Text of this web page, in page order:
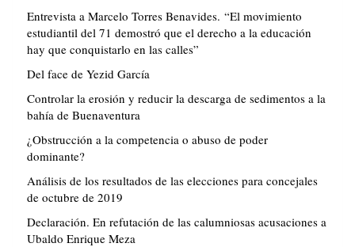
Entrevista a Marcelo Torres Benavides. “El movimiento
estudiantil del 71 demostró que el derecho a la educación
hay que conquistarlo en las calles”
Del face de Yezid García
Controlar la erosión y reducir la descarga de sedimentos a la
bahía de Buenaventura
¿Obstrucción a la competencia o abuso de poder
dominante?
Análisis de los resultados de las elecciones para concejales
de octubre de 2019
Declaración. En refutación de las calumniosas acusaciones a
Ubaldo Enrique Meza